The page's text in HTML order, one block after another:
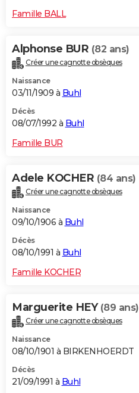
Famille BALL
Alphonse BUR (82 ans)
Créer une cagnotte obsèques
Naissance
03/11/1909 à Buhl
Décès
08/07/1992 à Buhl
Famille BUR
Adele KOCHER (84 ans)
Créer une cagnotte obsèques
Naissance
09/10/1906 à Buhl
Décès
08/10/1991 à Buhl
Famille KOCHER
Marguerite HEY (89 ans)
Créer une cagnotte obsèques
Naissance
08/10/1901 à BIRKENHOERDT
Décès
21/09/1991 à Buhl